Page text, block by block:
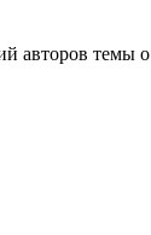
авторов темы